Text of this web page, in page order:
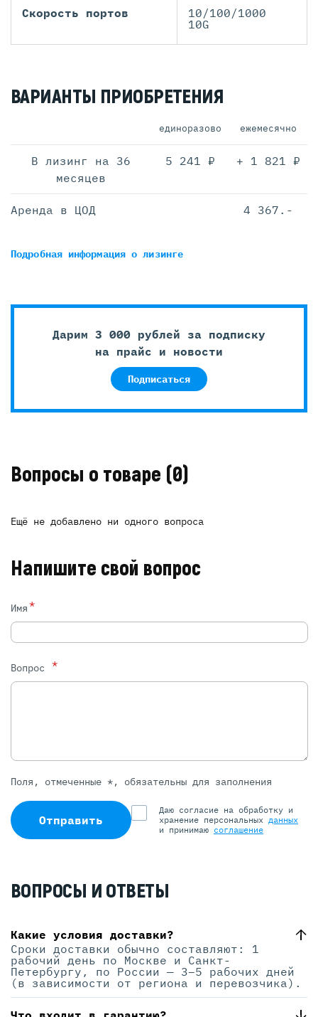
Скорость портов
10/100/1000
10G
ВАРИАНТЫ ПРИОБРЕТЕНИЯ
единоразово ежемесячно
В лизинг на 36
месяцев
5 241 ₽ + 1 821 ₽
Аренда в ЦОД 4 367.-
Подробная информацияо лизинге
Дарим 3 000 рублей за подписку
на прайс и новости
Подписаться
Вопросы о товаре (0)
Ещё не добавлено ни одного вопроса
Напишите свой вопрос
Имя*
Вопрос *
Поля, отмеченные *, обязательны для заполнения
Отправить
Даю согласие на обработку и
хранение персональных данных
и принимаю соглашение
ВОПРОСЫ И ОТВЕТЫ
Какие условия доставки?
Сроки доставки обычно составляют: 1
рабочий день по Москве и Санкт-
Петербургу, по России — 3–5 рабочих дней
(в зависимости от региона и перевозчика).